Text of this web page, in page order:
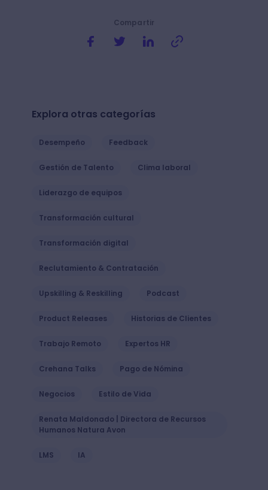
Compartir
Explora otras categorías
Desempeño Feedback
Gestión de Talento Clima laboral
Liderazgo de equipos
Transformación cultural
Transformación digital
Reclutamiento & Contratación
Upskilling & Reskilling Podcast
Product Releases Historias de Clientes
Trabajo Remoto Expertos HR
Crehana Talks Pago de Nómina
Negocios Estilo de Vida
Renata Maldonado | Directora de Recursos
Humanos Natura Avon
LMS IA